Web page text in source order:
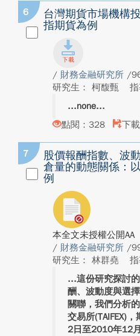
6
台灣期貨市場機構
指期貨為例
/ 財務金融研究所 /
研究生： 柯馥甄
none
點閱：328
下
7
股價報酬指數、波
倉量的動態關係：
例
本全文未授權公開AA
/ 財務金融研究所 /
研究生： 林群堯
這份研究探討
酬、波動度與選
關聯，我們分析
交易所(TAIFEX)
2日至2010年12